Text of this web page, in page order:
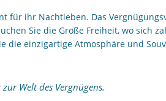
für ihr Nachtleben. Das
Sie die Große Freiheit, wo sich
die einzigartige Atmosphäre und
Welt des Vergnügens.